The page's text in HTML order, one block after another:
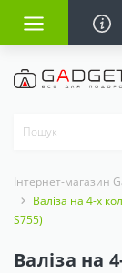
Інтернет-магазин
Валіза на 4-х
S755)
Валіза на